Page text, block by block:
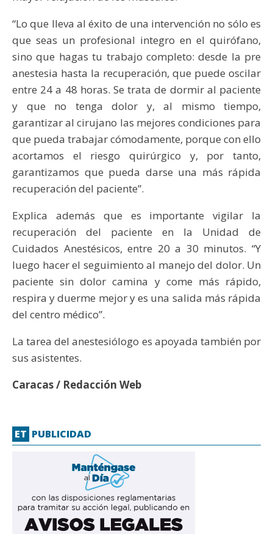
“Lo que lleva al éxito de una intervención no sólo es
que seas un profesional integro en el quirófano,
sino que hagas tu trabajo completo: desde la pre
anestesia hasta la recuperación, que puede oscilar
entre 24 a 48 horas. Se trata de dormir al paciente
y que no tenga dolor y, al mismo tiempo,
garantizar al cirujano las mejores condiciones para
que pueda trabajar cómodamente, porque con ello
acortamos el riesgo quirúrgico y, por tanto,
garantizamos que pueda darse una más rápida
recuperación del paciente”.
Explica además que es importante vigilar la
recuperación del paciente en la Unidad de
Cuidados Anestésicos, entre 20 a 30 minutos. “Y
luego hacer el seguimiento al manejo del dolor. Un
paciente sin dolor camina y come más rápido,
respira y duerme mejor y es una salida más rápida
del centro médico”.
La tarea del anestesiólogo es apoyada también por
sus asistentes.
Caracas / Redacción Web
ET PUBLICIDAD